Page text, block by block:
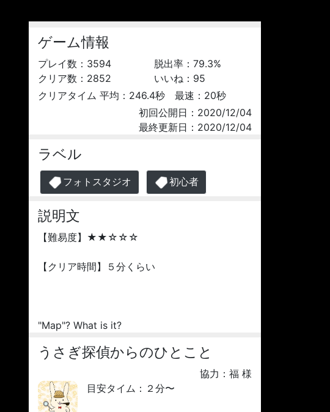
ゲーム情報
プレイ数： 3594
クリア数： 2852
脱出率： 79.3%
いいね： 95
クリアタイム 平均：246.4秒 最速：20秒
初回公開日：2020/12/04
最終更新日：2020/12/04
ラベル
フォトスタジオ 初心者
説明文
【難易度】★★☆☆☆
【クリア時間】５分くらい
"Map"? What is it?
うさぎ探偵からのひとこと
協力：福 様
目安タイム：２分〜